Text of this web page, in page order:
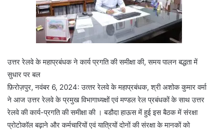
उत्तर रेलवे के महाप्रबंधक ने कार्य प्रगति की समीक्षा की, समय पालन बद्धता में
सुधार पर बल
फ़िरोज़पुर, नवंबर 6, 2024: उत्‍तर रेलवे के महाप्रबंधक, श्री अशोक कुमार वर्मा
ने आज उत्तर रेलवे के प्रमुख विभागाध्‍यक्षों एवं मण्‍डल रेल प्रबंधकों के साथ उत्तर
रेलवे की कार्य-प्रगति की समीक्षा की । बडौदा हाऊस में हुई इस बैठक में संरक्षा
प्रोटोकॉल बढ़ाने और कर्मचारियों एवं यात्रियों दोनों की संरक्षा के मानकों को